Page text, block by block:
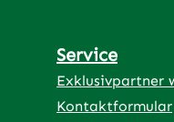
Service
Exklusivpartner
Kontaktformular